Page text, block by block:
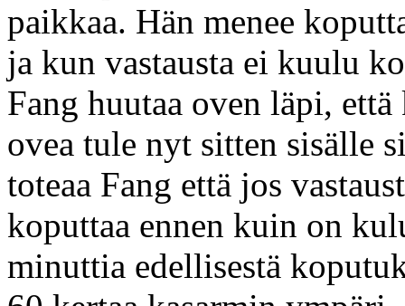
paikkaa. Hän menee
ja kun vastausta ei kuulu
Fang huutaa oven läpi,
ovea tule nyt sitten sisälle
toteaa Fang että jos
koputtaa ennen kuin on
minuttia edellisestä